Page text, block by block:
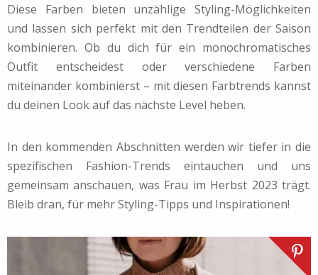
Diese Farben bieten unzählige Styling-Möglichkeiten
und lassen sich perfekt mit den Trendteilen der Saison
kombinieren. Ob du dich für ein monochromatisches
Outfit entscheidest oder verschiedene Farben
miteinander kombinierst – mit diesen Farbtrends kannst
du deinen Look auf das nächste Level heben.
In den kommenden Abschnitten werden wir tiefer in die
spezifischen Fashion-Trends eintauchen und uns
gemeinsam anschauen, was Frau im Herbst 2023 trägt.
Bleib dran, für mehr Styling-Tipps und Inspirationen!